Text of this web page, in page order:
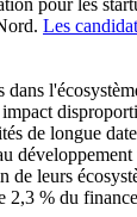
pour les
Les
de longue
de leurs
% du